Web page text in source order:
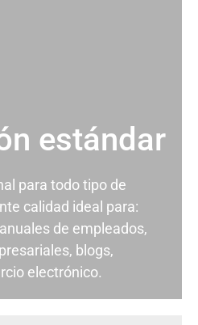
estándar
para todo tipo de
calidad ideal para:
de empleados,
blogs,
electrónico.